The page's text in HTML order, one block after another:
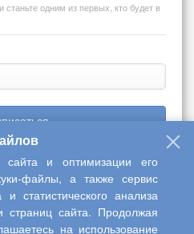
одним из первых, кто будет в
сотрудничества «Интерактив
и оптимизации его
файлы, а также сервис
статистического анализа
сайта. Продолжая
на использование